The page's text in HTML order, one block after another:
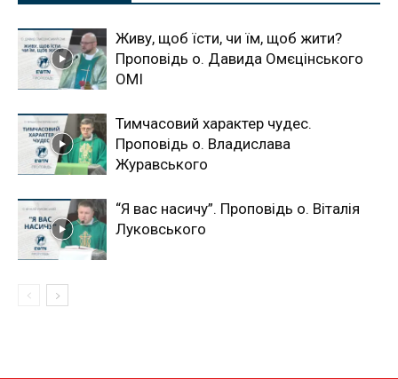
Живу, щоб їсти, чи їм, щоб жити?
Проповідь о. Давида Омєцінського
ОМІ
Тимчасовий характер чудес.
Проповідь о. Владислава
Журавського
“Я вас насичу”. Проповідь о. Віталія
Луковського